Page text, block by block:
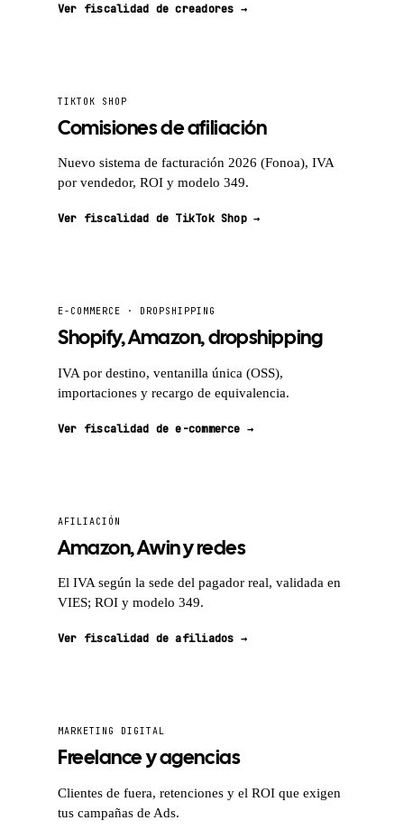
Ver fiscalidad de creadores →
TIKTOK SHOP
Comisiones de afiliación
Nuevo sistema de facturación 2026 (Fonoa), IVA
por vendedor, ROI y modelo 349.
Ver fiscalidad de TikTok Shop →
E-COMMERCE · DROPSHIPPING
Shopify, Amazon, dropshipping
IVA por destino, ventanilla única (OSS),
importaciones y recargo de equivalencia.
Ver fiscalidad de e-commerce →
AFILIACIÓN
Amazon, Awin y redes
El IVA según la sede del pagador real, validada en
VIES; ROI y modelo 349.
Ver fiscalidad de afiliados →
MARKETING DIGITAL
Freelance y agencias
Clientes de fuera, retenciones y el ROI que exigen
tus campañas de Ads.